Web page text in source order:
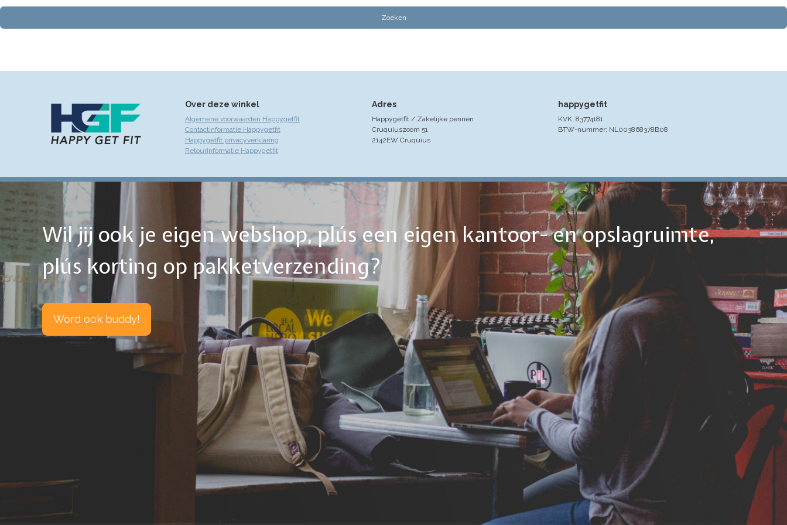
Over deze winkel
Algemene voorwaarden Happygetfit
Contactinformatie Happygetfit
Happygetfit privacyverklaring
Retourinformatie Happygetfit
Adres
Happygetfit / Zakelijke pennen
Cruquiuszoom 51
2142EW Cruquius
happygetfit
KVK: 83774181
BTW-nummer: NL003868378B08
Wil jij ook je eigen webshop, plús een eigen kantoor- en opslagruimte,
plús korting op pakketverzending?
Word ook buddy!